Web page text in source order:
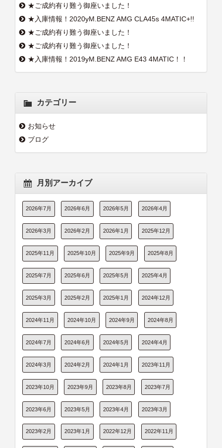
★ご成約有り難う御座いました！
★入庫情報！2020yM.BENZ AMG CLA45s 4MATIC+!!
★ご成約有り難う御座いました！
★ご成約有り難う御座いました！
★入庫情報！2019yM.BENZ AMG E43 4MATIC！！
カテゴリー
お知らせ
ブログ
月別アーカイブ
2026年7月 2026年6月 2026年5月 2026年4月
2026年3月 2026年2月 2026年1月 2025年12月
2025年11月 2025年10月 2025年9月 2025年8月
2025年7月 2025年6月 2025年5月 2025年4月
2025年3月 2025年2月 2025年1月 2024年12月
2024年11月 2024年10月 2024年9月 2024年8月
2024年7月 2024年6月 2024年5月 2024年4月
2024年3月 2024年2月 2024年1月 2023年11月
2023年10月 2023年9月 2023年8月 2023年7月
2023年6月 2023年5月 2023年4月 2023年3月
2023年2月 2023年1月 2022年12月 2022年11月